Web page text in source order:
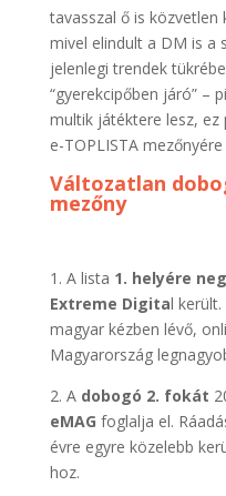
tavasszal ő is közvetlen
mivel elindult a DM is a
jelenlegi trendek
“gyerekcipőben járó” –
multik játéktere lesz, ez
e-TOPLISTA mezőnyére
Változatlan
mezőny
1. A lista 1. helyére
Extreme Digital
magyar kézben lévő,
Magyarország
2. A dobogó 2. fokát
eMAG foglalja el.
évre egyre közelebb
hoz.